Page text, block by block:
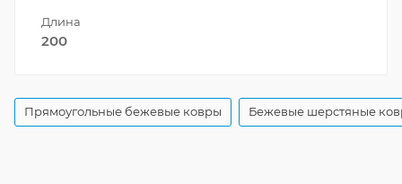
Длина
200
Прямоугольные бежевые ковры Бежевые шерстяные